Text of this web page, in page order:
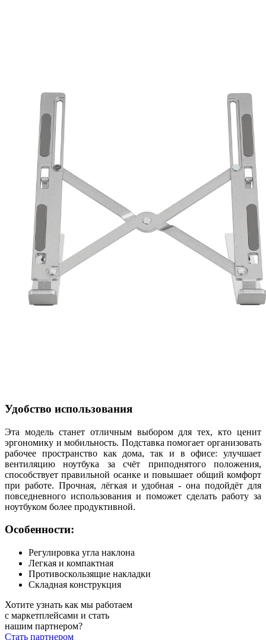
Удобство использования
Эта модель станет отличным выбором для тех, кто ценит
эргономику и мобильность. Подставка помогает организовать
рабочее пространство как дома, так и в офисе: улучшает
вентиляцию ноутбука за счёт приподнятого положения,
способствует правильной осанке и повышает общий комфорт
при работе. Прочная, лёгкая и удобная - она подойдёт для
повседневного использования и поможет сделать работу за
ноутбуком более продуктивной.
Особенности:
Регулировка угла наклона
Легкая и компактная
Противоскользящие накладки
Складная конструкция
Хотите узнать как мы работаем
с маркетплейсами и стать
нашим партнером?
Стать партнером